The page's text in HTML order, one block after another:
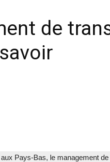
de
Pays-Bas, le management